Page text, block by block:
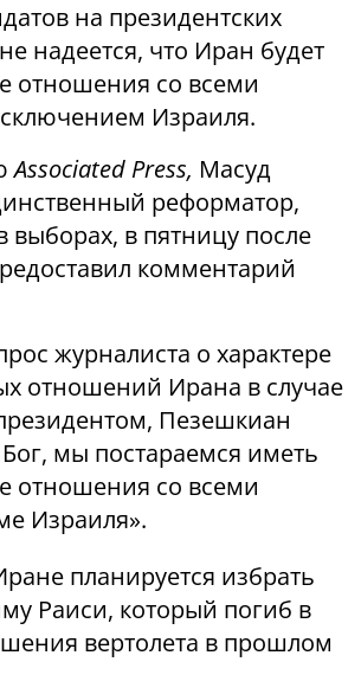
на президентских
надеется, что Иран будет
отношения со всеми
Израиля.
Associated Press, Масуд
реформатор,
в пятницу после
комментарий
журналиста о характере
отношений Ирана в случае
Пезешкиан
Бог, мы постараемся иметь
отношения со всеми
Израиля».
планируется избрать
Раиси, который погиб в
вертолета в прошлом